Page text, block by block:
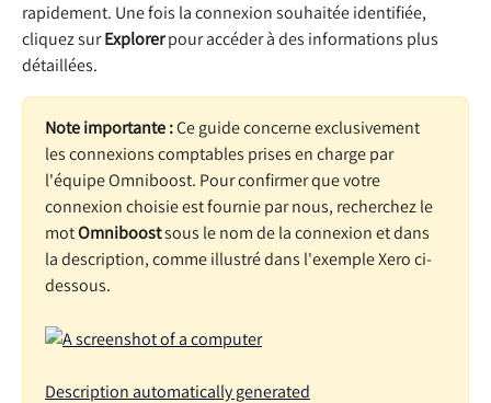
rapidement. Une fois la connexion souhaitée identifiée,
cliquez sur Explorer pour accéder à des informations plus
détaillées.
Note importante : Ce guide concerne exclusivement
les connexions comptables prises en charge par
l'équipe Omniboost. Pour confirmer que votre
connexion choisie est fournie par nous, recherchez le
mot Omniboost sous le nom de la connexion et dans
la description, comme illustré dans l'exemple Xero ci-
dessous.